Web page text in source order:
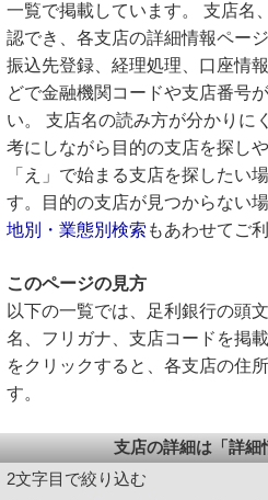
一覧で掲載しています。 支店名
認でき、各支店の詳細情報ペー
振込先登録、経理処理、口座情
どで金融機関コードや支店番号
い。 支店名の読み方が分かりに
考にしながら目的の支店を探し
「え」で始まる支店を探したい
す。目的の支店が見つからない場
地別・業態別検索 もあわせてご
このページの見方
以下の一覧では、足利銀行の頭
名、フリガナ、支店コードを掲
をクリックすると、各支店の住
す。
支店の詳細は「詳細
2文字目で絞り込む